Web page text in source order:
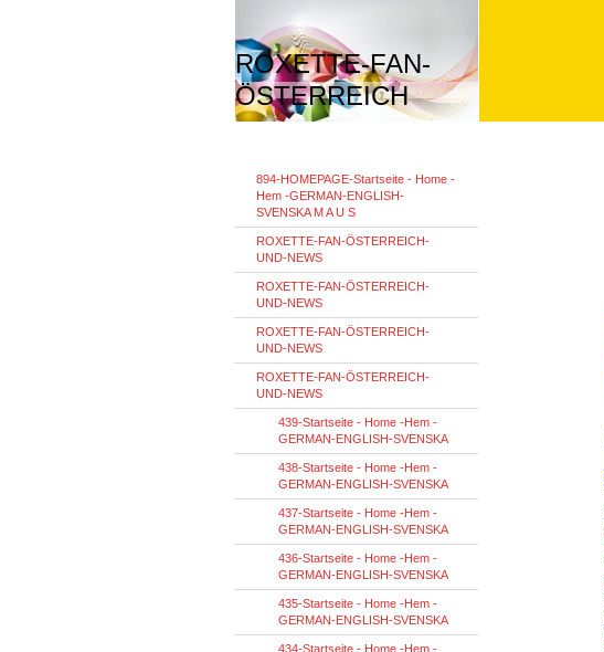
ROXETTE-FAN-
ÖSTERREICH
894-HOMEPAGE-Startseite - Home -
Hem -GERMAN-ENGLISH-
SVENSKA M A U S
ROXETTE-FAN-ÖSTERREICH-
UND-NEWS
ROXETTE-FAN-ÖSTERREICH-
UND-NEWS
ROXETTE-FAN-ÖSTERREICH-
UND-NEWS
ROXETTE-FAN-ÖSTERREICH-
UND-NEWS
439-Startseite - Home -Hem -
GERMAN-ENGLISH-SVENSKA
438-Startseite - Home -Hem -
GERMAN-ENGLISH-SVENSKA
437-Startseite - Home -Hem -
GERMAN-ENGLISH-SVENSKA
436-Startseite - Home -Hem -
GERMAN-ENGLISH-SVENSKA
435-Startseite - Home -Hem -
GERMAN-ENGLISH-SVENSKA
434-Startseite - Home -Hem -